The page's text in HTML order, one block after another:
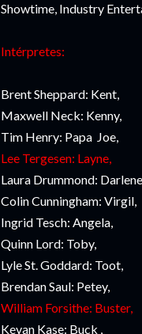
Showtime, Industry
Intérpretes:
Brent Sheppard: Kent,
Maxwell Neck: Kenny,
Tim Henry: Papa Joe,
Lee Tergesen: Layne,
Laura Drummond:
Colin Cunningham: Virgil,
Ingrid Tesch: Angela,
Quinn Lord: Toby,
Lyle St. Goddard: Toot,
Brendan Saul: Petey,
William Forsithe: Buster,
Kevan Kase: Buck ,